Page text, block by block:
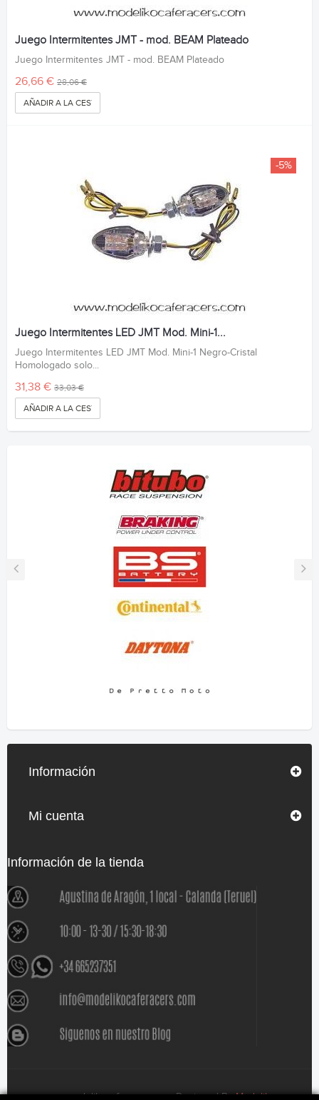
Juego Intermitentes JMT - mod. BEAM Plateado
Juego Intermitentes JMT - mod. BEAM Plateado
26,66 € 28,06 €
AÑADIR A LA CESTA
-5%
Juego Intermitentes LED JMT Mod. Mini-1...
Juego Intermitentes LED JMT Mod. Mini-1 Negro-Cristal
Homologado solo...
31,38 € 33,03 €
AÑADIR A LA CESTA
Información
Mi cuenta
Información de la tienda
www.modelikocaferacers.com Designed By Modeliko